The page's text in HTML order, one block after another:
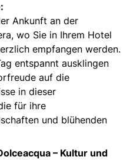
Ankunft an der
wo Sie in Ihrem Hotel
empfangen werden.
entspannt ausklingen
auf die
in dieser
für ihre
und blühenden
– Kultur und